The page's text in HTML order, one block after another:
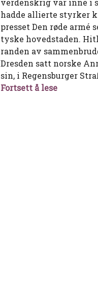
verdenskrig var inne i
hadde allierte styrker
presset Den røde armé
tyske hovedstaden.
randen av
Dresden satt norske
sin, i Regensburger
Fortsett å leseDa